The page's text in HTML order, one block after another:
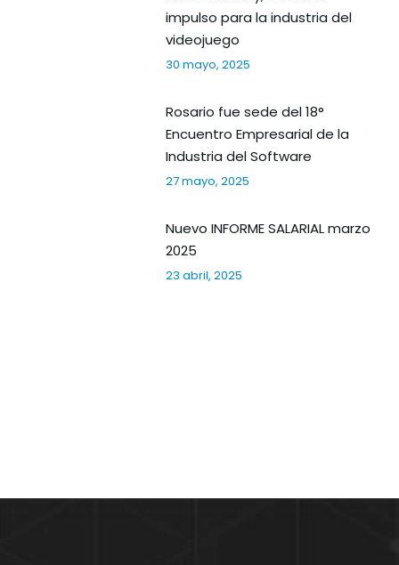
impulso para la industria del
videojuego
30 mayo, 2025
Rosario fue sede del 18°
Encuentro Empresarial de la
Industria del Software
27 mayo, 2025
Nuevo INFORME SALARIAL marzo
2025
23 abril, 2025